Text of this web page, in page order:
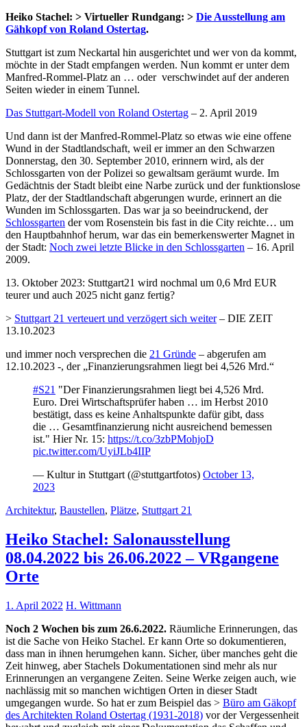
Heiko Stachel: > Virtueller Rundgang: > Die Ausstellung am
Gähkopf von Roland Ostertag.
Stuttgart ist zum Neckartal hin ausgerichtet und wer von da kommt,
möchte in der Stadt empfangen werden. Nun kommt er unter dem
Manfred-Rommel-Platz an … oder verschwindet auf der anderen
Seiten wieder in einem Tunnel.
Das Stuttgart-Modell von Roland Ostertag – 2. April 2019
Und dann ist der Manfred-Rommel-Platz so etwas wie eine offene
Wund in der Stadtlandschaft, weil er immer an den Schwarzen
Donnerstag, den 30. September 2010, erinnern wird, als der
Schlossgarten von der Polizei so gewaltsam geräumt wurde. Im
Gedächtnis der Stadt bleibt eine Narbe zurück und der funktionslose
Platz, der der Stadtlandschaft abgerungen wurde, erinnert an die
Wunden im Schlossgarten. Das war ja so beeindruckend, der
Schlossgarten der vom Rosenstein bis fast in die City reichte… um
den Hauptbahnhof herum, war das ein bemerkenswerter Magnet in
der Stadt: Noch zwei letzte Blicke in den Schlossgarten – 16. April
2009.
13. Oktober 2023: Stuttgart21 wird nochmal um 0,6 Mrd EUR
teurer und auch 2025 nicht ganz fertig?
> Stuttgart 21 verteuert und verzögert sich weiter– DIE ZEIT
13.10.2023
und immer noch versprechen die 21 Gründe – abgerufen am
12.10.2023 -, der „Finanzierungsrahmen liegt bei 4,526 Mrd.“
#S21 "Der Finanzierungsrahmen liegt bei 4,526 Mrd.
Euro. Drei Wirtschaftsprüfer haben … im Herbst 2010
bestätigt, dass es keine Anhaltspunkte dafür gibt, dass
die … Gesamtfinanzierung nicht ausreichend bemessen
ist." Hier Nr. 15: https://t.co/3zbPMohjoD
pic.twitter.com/UyiJLb4IIP
— Kultur in Stuttgart (@stuttgartfotos) October 13,
2023
Architektur, Baustellen, Plätze, Stuttgart 21
Heiko Stachel: Salonausstellung
08.04.2022 bis 26.06.2022 – VRgangene
Orte
1. April 2022 H. Wittmann
Noch 2 Wochen bis zum 26.6.2022. Räumliche Erinnerungen, das
ist die Sache von Heiko Stachel. Er kann Orte so dokumentieren,
dass man in ihnen herumgehen kann. Sicher, über manches geht die
Zeit hinweg, aber Stachels Dokumentationen sind mehr als nur
Erinnerungen an vergangene Zeiten. Seine Werke zeigen auch, wie
nachlässig mit so manchen wichtigen Orten in dieser Stadt
umgegangen wurde. So hat er zum Beispiel das > Büro am Gäkopf
des Architekten Roland Ostertag (1931-2018) vor der Vergessenheit